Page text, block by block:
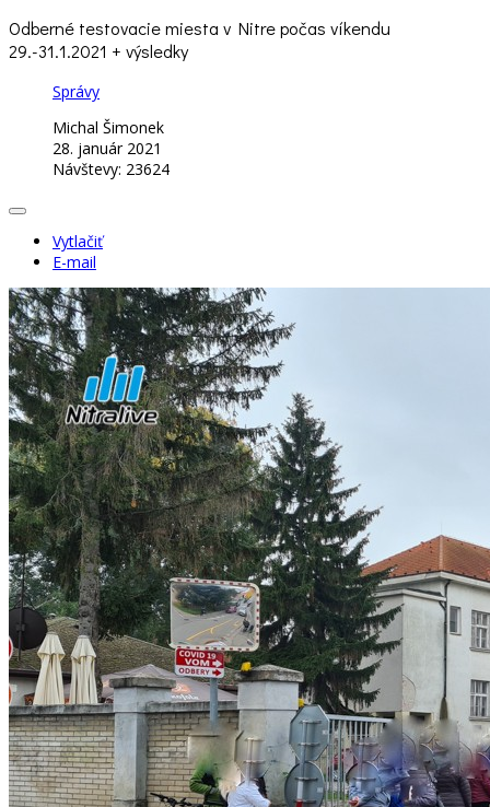
Odberné testovacie miesta v Nitre počas víkendu
29.-31.1.2021 + výsledky
Správy
Michal Šimonek
28. január 2021
Návštevy: 23624
Vytlačiť
E-mail